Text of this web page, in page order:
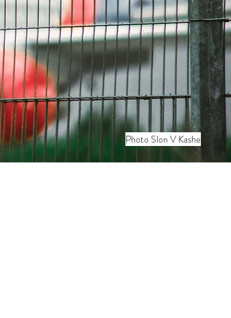
Photo Slon V Kashe